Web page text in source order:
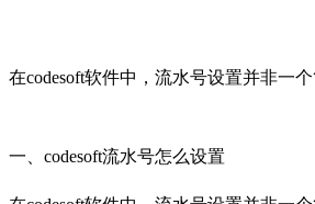
在codesoft软件中，流水号设置并非一
一、codesoft流水号怎么设置